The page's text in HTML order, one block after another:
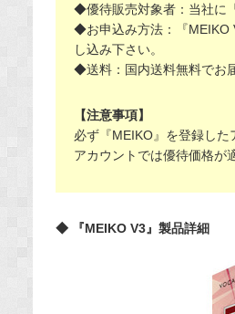
◆優待販売対象者：当社に
◆お申込み方法：『MEIKO
し込み下さい。
◆送料：国内送料無料でお
【注意事項】
必ず『MEIKO』を登録し
アカウントでは優待価格が
◆ 『MEIKO V3』製品詳細